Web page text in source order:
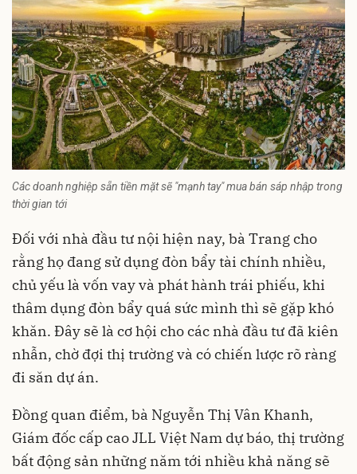
Các doanh nghiệp sẵn tiền mặt sẽ "mạnh tay" mua bán sáp nhập trong
thời gian tới
Đối với nhà đầu tư nội hiện nay, bà Trang cho
rằng họ đang sử dụng đòn bẩy tài chính nhiều,
chủ yếu là vốn vay và phát hành trái phiếu, khi
thâm dụng đòn bẩy quá sức mình thì sẽ gặp khó
khăn. Đây sẽ là cơ hội cho các nhà đầu tư đã kiên
nhẫn, chờ đợi thị trường và có chiến lược rõ ràng
đi săn dự án.
Đồng quan điểm, bà Nguyễn Thị Vân Khanh,
Giám đốc cấp cao JLL Việt Nam dự báo, thị trường
bất động sản những năm tới nhiều khả năng sẽ